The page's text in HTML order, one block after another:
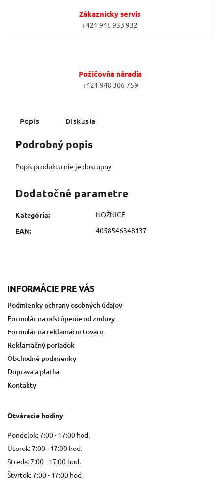
Zákaznícky servis
+421 948 933 932
Požičovňa náradia
+421 948 306 759
Popis Diskusia
Podrobný popis
Popis produktu nie je dostupný
Dodatočné parametre
Kategória:
NOŽNICE
EAN: 4058546348137
INFORMÁCIE PRE VÁS
Podmienky ochrany osobných údajov
Formulár na odstúpenie od zmluvy
Formulár na reklamáciu tovaru
Reklamačný poriadok
Obchodné podmienky
Doprava a platba
Kontakty
Otváracie hodiny
Pondelok: 7:00 - 17:00 hod.
Utorok: 7:00 - 17:00 hod.
Streda: 7:00 - 17:00 hod.
Štvrtok: 7:00 - 17:00 hod.